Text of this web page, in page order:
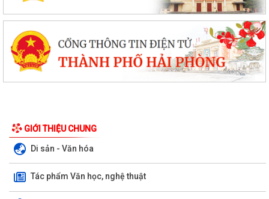
GIỚI THIỆU CHUNG
Di sản - Văn hóa
Tác phẩm Văn học, nghệ thuật